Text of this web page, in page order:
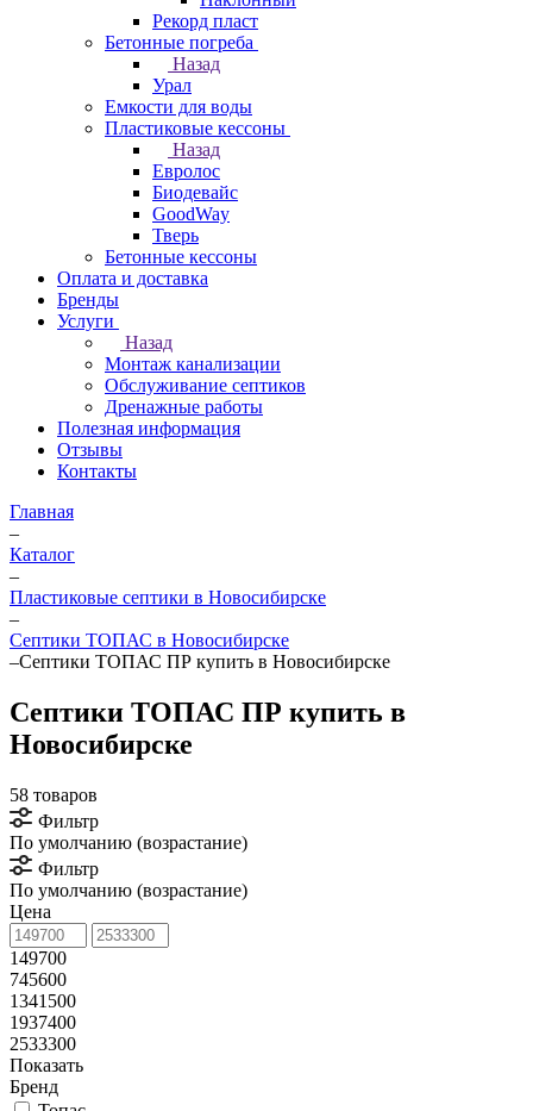
Рекорд пласт
Бетонные погреба
Назад
Урал
Емкости для воды
Пластиковые кессоны
Назад
Евролос
Биодевайс
GoodWay
Тверь
Бетонные кессоны
Оплата и доставка
Бренды
Услуги
Назад
Монтаж канализации
Обслуживание септиков
Дренажные работы
Полезная информация
Отзывы
Контакты
Главная
–
Каталог
–
Пластиковые септики в Новосибирске
–
Септики ТОПАС в Новосибирске
–Септики ТОПАС ПР купить в Новосибирске
Септики ТОПАС ПР купить в
Новосибирске
58 товаров
Фильтр
По умолчанию (возрастание)
Фильтр
По умолчанию (возрастание)
Цена
149700
745600
1341500
1937400
2533300
Показать
Бренд